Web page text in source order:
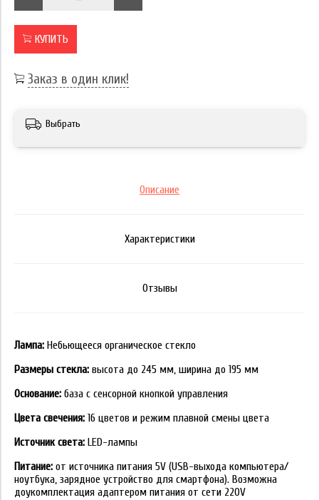
КУПИТЬ
Заказ в один клик!
Выбрать
Описание
Характеристики
Отзывы
Лампа: Небьющееся органическое стекло
Размеры стекла: высота до 245 мм, ширина до 195 мм
Основание: база с сенсорной кнопкой управления
Цвета свечения: 16 цветов и режим плавной смены цвета
Источник света: LED-лампы
Питание: от источника питания 5V (USB-выхода компьютера/
ноутбука, зарядное устройство для смартфона). Возможна
доукомплектация адаптером питания от сети 220V